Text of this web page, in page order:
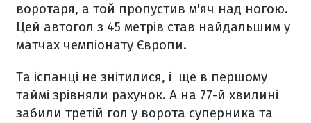
воротаря, а той пропустив м'яч над ногою.
Цей автогол з 45 метрів став найдальшим у
матчах чемпіонату Європи.
Та іспанці не знітилися, і ще в першому
таймі зрівняли рахунок. А на 77-й хвилині
забили третій гол у ворота суперника та